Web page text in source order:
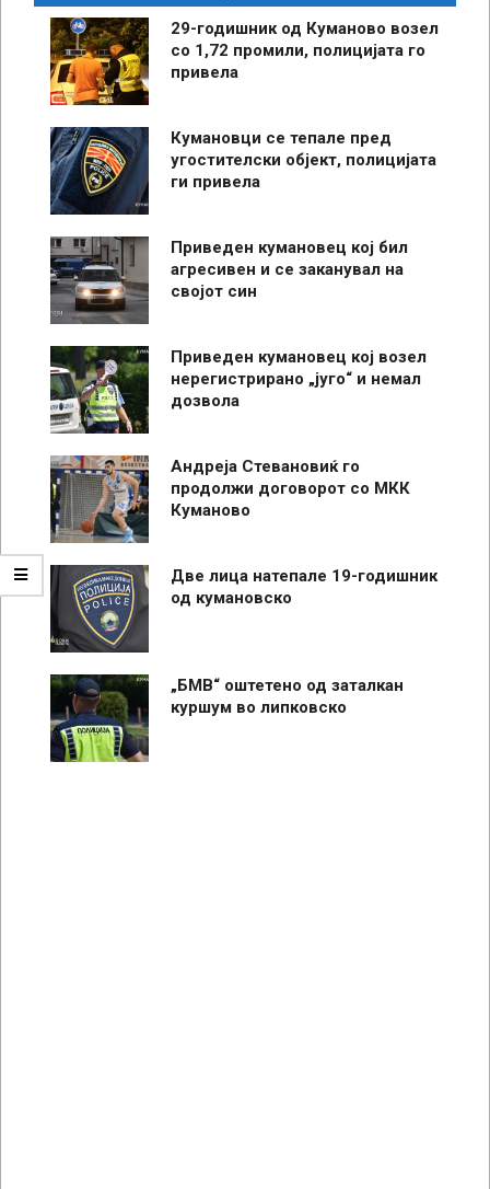
29-годишник од Куманово возел
со 1,72 промили, полицијата го
привела
Кумановци се тепале пред
угостителски објект, полицијата
ги привела
Приведен кумановец кој бил
агресивен и се заканувал на
својот син
Приведен кумановец кој возел
нерегистрирано „југо“ и немал
дозвола
Андреја Стевановиќ го
продолжи договорот со МКК
Куманово
Две лица натепале 19-годишник
од кумановско
„БМВ“ оштетено од заталкан
куршум во липковско